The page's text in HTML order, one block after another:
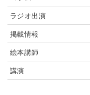
ラジオ出演
掲載情報
絵本講師
講演